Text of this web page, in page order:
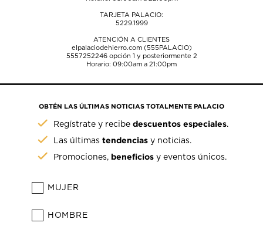
TARJETA PALACIO:
5229.1999
ATENCIÓN A CLIENTES
elpalaciodehierro.com (555PALACIO)
5557252246opción 1 y posteriormente 2
Horario: 09:00am a 21:00pm
OBTÉN LAS ÚLTIMAS NOTICIAS TOTALMENTE PALACIO
Regístrate y recibedescuentos especiales.
Las últimastendencias y noticias.
Promociones, beneficios y eventos únicos.
MUJER
HOMBRE